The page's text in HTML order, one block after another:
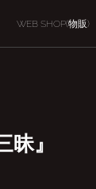
WEB SHOP(物販)
』